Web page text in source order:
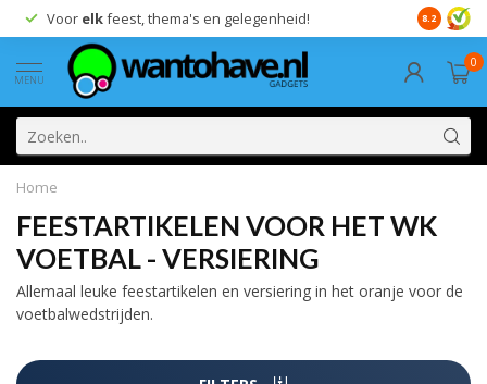
Voor elkfeest, thema's en gelegenheid! 8.2
MENU
0
Home
FEESTARTIKELEN VOOR HET WK
VOETBAL - VERSIERING
Allemaal leuke feestartikelen en versiering in het oranje voor de
voetbalwedstrijden.